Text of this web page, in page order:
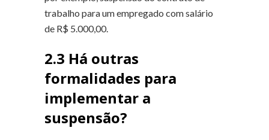
trabalho para um empregado com salário
de R$ 5.000,00.
2.3 Há outras
formalidades para
implementar a
suspensão?